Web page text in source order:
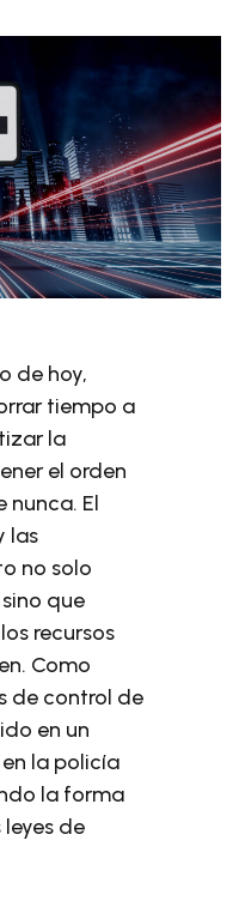
de hoy,
tiempo a
la
el orden
nunca. El
las
no solo
que
recursos
Como
de control de
en un
la policía
la forma
de